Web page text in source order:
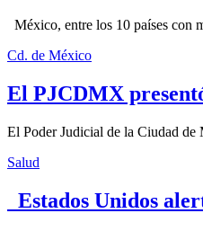
México, entre los 10 países con
Cd. de México
El PJCDMX
El Poder Judicial de la Ciudad de
Salud
Estados Unidos